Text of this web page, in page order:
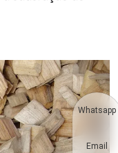
Whatsapp
Email